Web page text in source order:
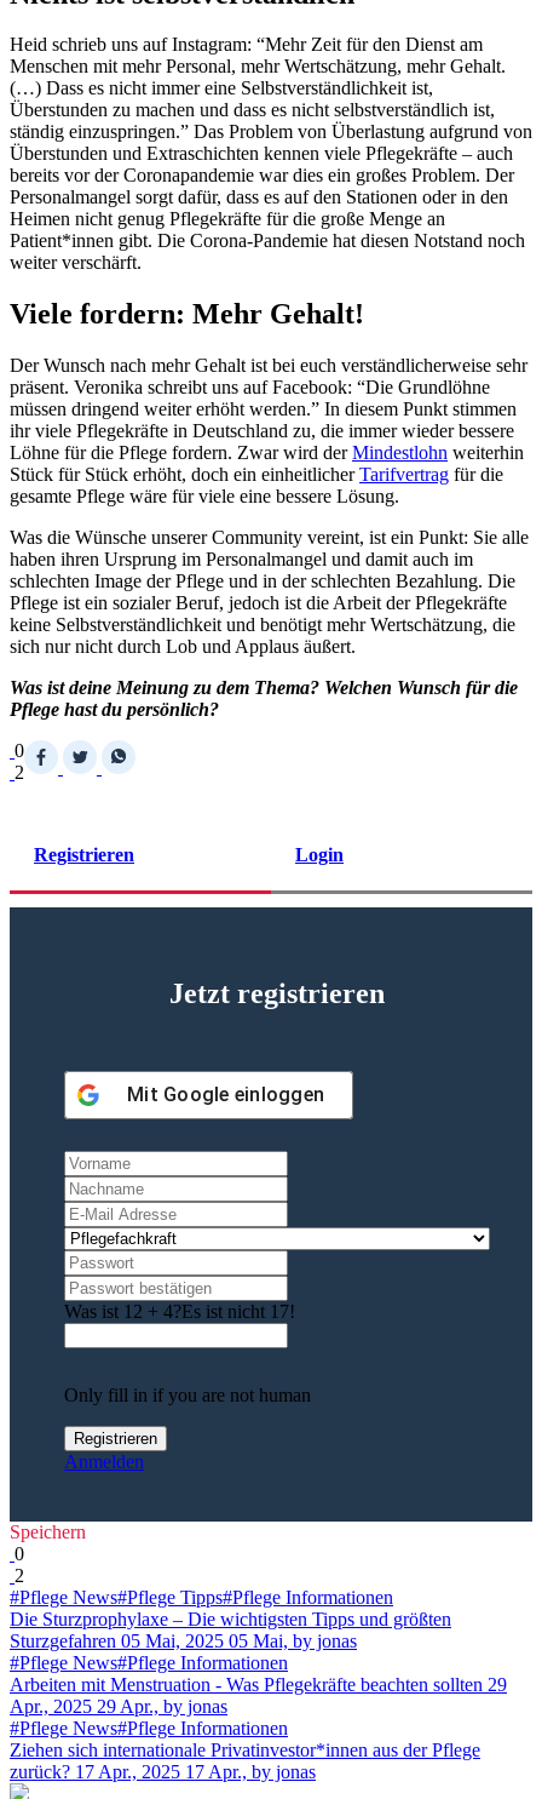
Heid schrieb uns auf Instagram: “Mehr Zeit für den Dienst am
Menschen mit mehr Personal, mehr Wertschätzung, mehr Gehalt.
(…) Dass es nicht immer eine Selbstverständlichkeit ist,
Überstunden zu machen und dass es nicht selbstverständlich ist,
ständig einzuspringen.” Das Problem von Überlastung aufgrund von
Überstunden und Extraschichten kennen viele Pflegekräfte – auch
bereits vor der Coronapandemie war dies ein großes Problem. Der
Personalmangel sorgt dafür, dass es auf den Stationen oder in den
Heimen nicht genug Pflegekräfte für die große Menge an
Patient*innen gibt. Die Corona-Pandemie hat diesen Notstand noch
weiter verschärft.
Viele fordern: Mehr Gehalt!
Der Wunsch nach mehr Gehalt ist bei euch verständlicherweise sehr
präsent. Veronika schreibt uns auf Facebook: “Die Grundlöhne
müssen dringend weiter erhöht werden.” In diesem Punkt stimmen
ihr viele Pflegekräfte in Deutschland zu, die immer wieder bessere
Löhne für die Pflege fordern. Zwar wird derMindestlohn weiterhin
Stück für Stück erhöht, doch ein einheitlicherTarifvertrag für die
gesamte Pflege wäre für viele eine bessere Lösung.
Was die Wünsche unserer Community vereint, ist ein Punkt: Sie alle
haben ihren Ursprung im Personalmangel und damit auch im
schlechten Image der Pflege und in der schlechten Bezahlung. Die
Pflege ist ein sozialer Beruf, jedoch ist die Arbeit der Pflegekräfte
keine Selbstverständlichkeit und benötigt mehr Wertschätzung, die
sich nur nicht durch Lob und Applaus äußert.
Was ist deine Meinung zu dem Thema? Welchen Wunsch für die
Pflege hast du persönlich?
0
2
Registrieren Login
Jetzt registrieren
Mit Google einloggen
Was ist 12 + 4?Es ist nicht 17!
Only fill in if you are not human
Anmelden
Speichern
0
2
#Pflege News#Pflege Tipps#Pflege Informationen
Die Sturzprophylaxe – Die wichtigsten Tipps und größten
Sturzgefahren 05 Mai, 2025 05 Mai, by jonas
#Pflege News#Pflege Informationen
Arbeiten mit Menstruation - Was Pflegekräfte beachten sollten 29
Apr., 2025 29 Apr., by jonas
#Pflege News#Pflege Informationen
Ziehen sich internationale Privatinvestor*innen aus der Pflege
zurück? 17 Apr., 2025 17 Apr., by jonas